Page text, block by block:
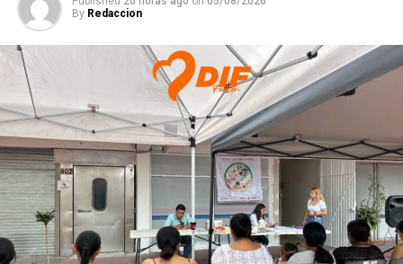
mejorar la calidad de vida de los ciudadanos.
RELATED TOPICS:
DESPUÉS
El Verde encabezará en Padelma
Cañeros bloquean Ingenio La Providencia
By Redaccion